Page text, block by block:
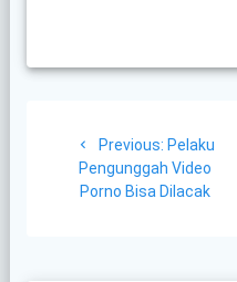
navigation
Previous: Previous
post:
Pelaku
Pengunggah Video
Porno Bisa Dilacak